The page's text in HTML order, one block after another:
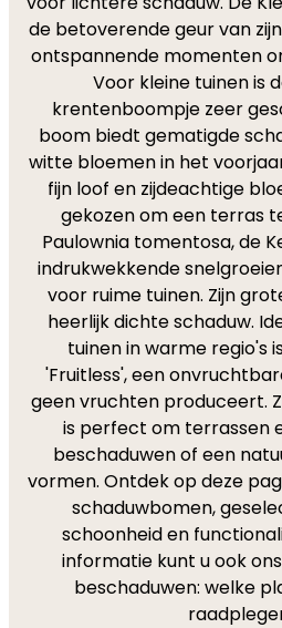
de betoverende geur van
ontspannende momenten
Voor kleine tuinen is
krentenboompje zeer
boom biedt gematigde
witte bloemen in het
fijn loof en zijdeachtige
gekozen om een terras
Paulownia tomentosa, de
indrukwekkende
voor ruime tuinen. Zijn
heerlijk dichte schaduw.
tuinen in warme regio's
'Fruitless', een
geen vruchten produceert.
is perfect om terrassen
beschaduwen of een
vormen. Ontdek op deze
schaduwbomen,
schoonheid en
informatie kunt u ook
beschaduwen: welke